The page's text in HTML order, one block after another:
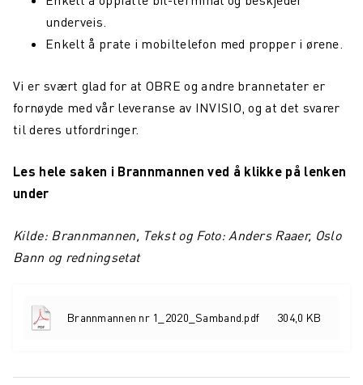
Team Peplink blir Team Northcom
Northcom News #2
Drammensregionens brannvesen IKS investerer i INVISIO
kommunikasjonssystem
Kommunikasjon blir bedre og viktigere i fremtiden
Norsk Folkehjelp oppgraderer kommandosentralen sin for
beskyttelse mot hørselskader
SalMar får det mest moderne kommunikasjonssystemet
Sjöräddningssällskapet oppgraderer sine TETRA
Northcom News
underveis.
Enkelt å prate i mobiltelefon med propper i ørene.
Vi er svært glad for at OBRE og andre brannetater er
fornøyde med vår leveranse av INVISIO, og at det svarer
til deres utfordringer.
Les hele saken i Brannmannen ved å klikke på lenken
under
Kilde: Brannmannen, Tekst og Foto: Anders Raaer, Oslo
Bann og redningsetat
Brannmannen nr 1_2020_Samband.pdf 304,0 KB